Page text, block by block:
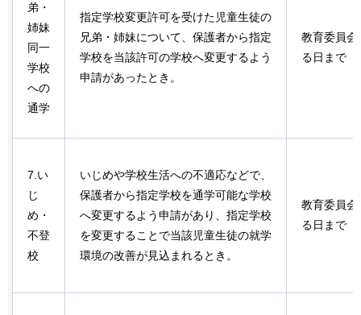
弟・
姉妹
同一
学校
への
通学
指定学校変更許可を受けた児童生徒の
兄弟・姉妹について、保護者から指定
学校を当該許可の学校へ変更するよう
申請があったとき。
教育委員会
る日まで
7.い
じ
め・
不登
校
いじめや学校生活への不適応などで、
保護者から指定学校を通学可能な学校
へ変更するよう申請があり、指定学校
を変更することで当該児童生徒の就学
環境の改善が見込まれるとき。
教育委員会
る日まで